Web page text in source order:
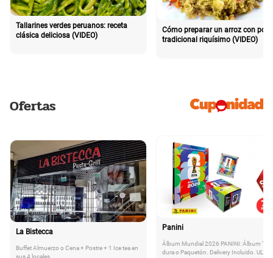
Tallarines verdes peruanos: receta
clásica deliciosa (VIDEO)
Cómo preparar un arroz con pollo
tradicional riquísimo (VIDEO)
Ofertas
La Bistecca
Buffet Almuerzo o Cena + Postre + 1 Ice tea en
sus 4 locales
Panini
Álbum Mundial 2026 PANINI: Álbum
dura o Paquetón. Delivery Incluido.